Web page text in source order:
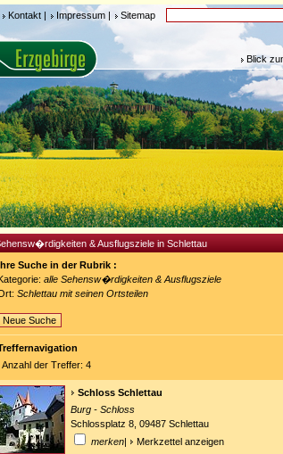
Kontakt | Impressum | Sitemap
Blick
& Ausflugsziele in Schlettau
Suche in der Rubrik :
alle Sehensw�rdigkeiten & Ausflugsziele
Schlettau mit seinen Ortsteilen
Neue Suche
Anzahl der Treffer: 4
Schloss Schlettau
Burg - Schloss
Schlossplatz 8, 09487 Schlettau
merken| Merkzettel anzeigen